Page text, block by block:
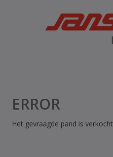
ERROR
Het gevraagde pand is verkocht